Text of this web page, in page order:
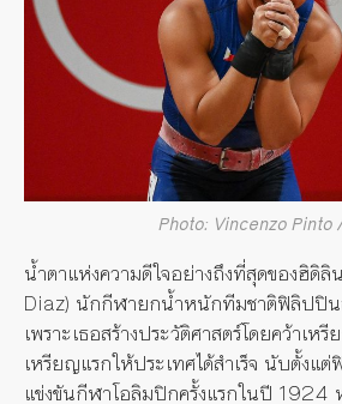
Photo: Vincenzo Pinto
น้ำตาแห่งความดีใจอย่างถึงที่สุดของฮิดิ
Diaz) นักกีฬายกน้ำหนักทีมชาติฟิลิปปิน
เพราะเธอสร้างประวัติศาสตร์โดยคว้าเ
เหรียญแรกให้ประเทศได้สำเร็จ นับตั้งแ
แข่งขันกีฬาโอลิมปิกครั้งแรกในปี 1924